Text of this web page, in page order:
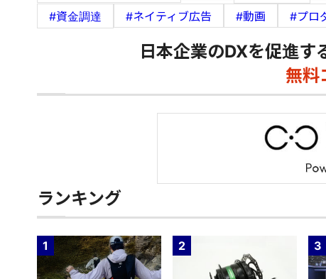
#資金調達
#ネイティブ広告 #動画 #プロ
日本企業のDXを促進す
無料
ランキング
1 2 3